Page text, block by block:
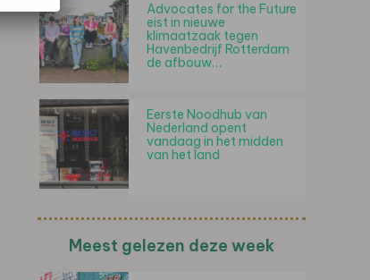
Advocates for the Future
eist in nieuwe
klimaatzaak tegen
Havenbedrijf Rotterdam
de afbouw…
Eerste Noodhub van
Nederland opent
vandaag in het midden
van het land
Meest gelezen deze week